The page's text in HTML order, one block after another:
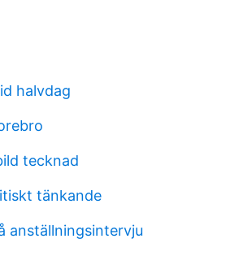
halvdag
tecknad
tänkande
anställningsintervju